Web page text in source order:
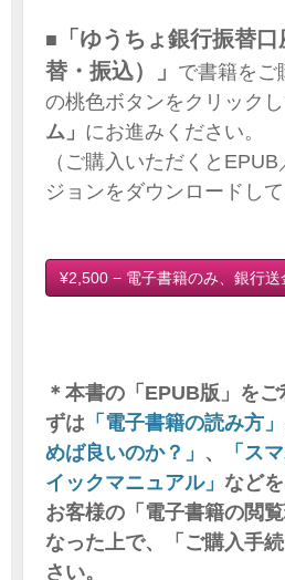
■ 「ゆうちょ銀行振替
替・振込）」 で書籍をご
の桃色ボタンをクリック
ム」 にお進みください。
（ご購入いただくと
ジョンをダウンロードし
¥2,500 − 電子書籍のみ、銀行送
＊本書の「EPUB版」を
ずは 「電子書籍の読み方」
めば良いのか？」 、
「ス
イックマニュアル」 など
お客様の「電子書籍の閲
なった上で、「ご購入手
さい。